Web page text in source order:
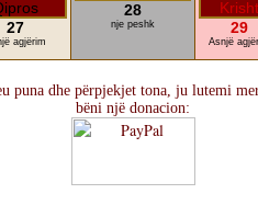
27
agjërim
28
nje peshk 29
Asnjë
puna dhe përpjekjet tona, ju lutemi
bëni një donacion: